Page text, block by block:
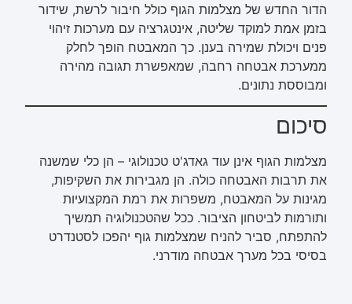
הדור החדש של מצלמות הגוף כולל חיבור לרשת, שידור
בזמן אמת למוקד שליטה, אינטגרציה עם מערכות זיהוי
פנים ויכולת שמירה בענן. כך המאבטח הופך לחלק
ממערכת אבטחה רחבה, שמאפשרת תגובה מהירה
ומבוססת נתונים.
סיכום
מצלמות הגוף אינן עוד גאדג'ט טכנולוגי – הן כלי שמשנה
את תרבות האבטחה כולה. הן מגבירות את השקיפות,
מגינות על המאבטח, משפרות את רמת המקצועיות
ותורמות לביטחון הציבור. ככל שהטכנולוגיה תמשיך
להתפתח, סביר להניח שמצלמות גוף יהפכו לסטנדרט
בסיסי בכל מערך אבטחה מודרני.